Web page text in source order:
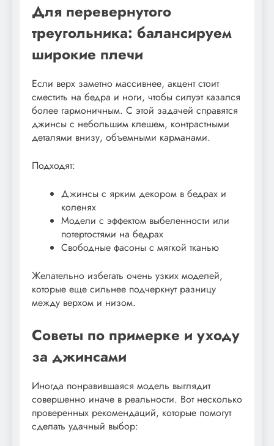
Для перевернутого
треугольника: балансируем
широкие плечи
Если верх заметно массивнее, акцент стоит
сместить на бедра и ноги, чтобы силуэт казался
более гармоничным. С этой задачей справятся
джинсы с небольшим клешем, контрастными
деталями внизу, объемными карманами.
Подходят:
Джинсы с ярким декором в бедрах и
коленях
Модели с эффектом выбеленности или
потертостями на бедрах
Свободные фасоны с мягкой тканью
Желательно избегать очень узких моделей,
которые еще сильнее подчеркнут разницу
между верхом и низом.
Советы по примерке и уходу
за джинсами
Иногда понравившаяся модель выглядит
совершенно иначе в реальности. Вот несколько
проверенных рекомендаций, которые помогут
сделать удачный выбор: